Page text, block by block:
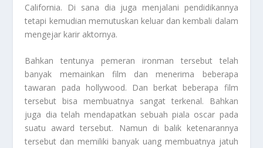
California. Di sana dia juga menjalani pendidikannya
tetapi kemudian memutuskan keluar dan kembali dalam
mengejar karir aktornya.
Bahkan tentunya pemeran ironman tersebut telah
banyak memainkan film dan menerima beberapa
tawaran pada hollywood. Dan berkat beberapa film
tersebut bisa membuatnya sangat terkenal. Bahkan
juga dia telah mendapatkan sebuah piala oscar pada
suatu award tersebut. Namun di balik ketenarannya
tersebut dan memiliki banyak uang membuatnya jatuh